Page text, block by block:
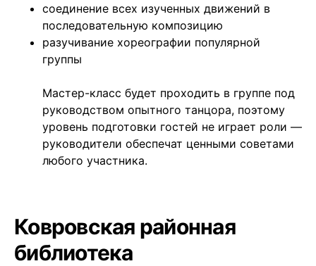
соединение всех изученных движений в
последовательную композицию
разучивание хореографии популярной
группы
Мастер-класс будет проходить в группе под
руководством опытного танцора, поэтому
уровень подготовки гостей не играет роли —
руководители обеспечат ценными советами
любого участника.
Ковровская районная
библиотека